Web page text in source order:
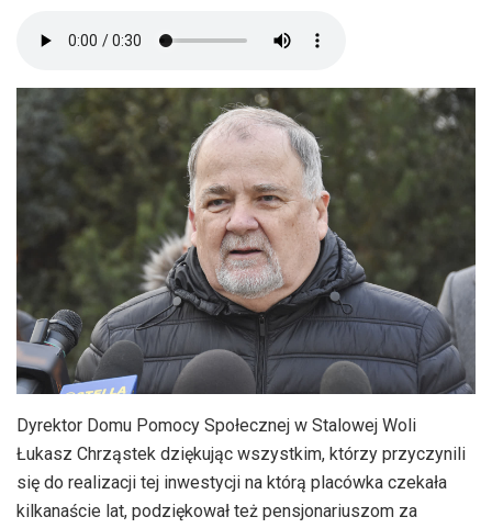
Dyrektor Domu Pomocy Społecznej w Stalowej Woli
Łukasz Chrząstek dziękując wszystkim, którzy przyczynili
się do realizacji tej inwestycji na którą placówka czekała
kilkanaście lat, podziękował też pensjonariuszom za